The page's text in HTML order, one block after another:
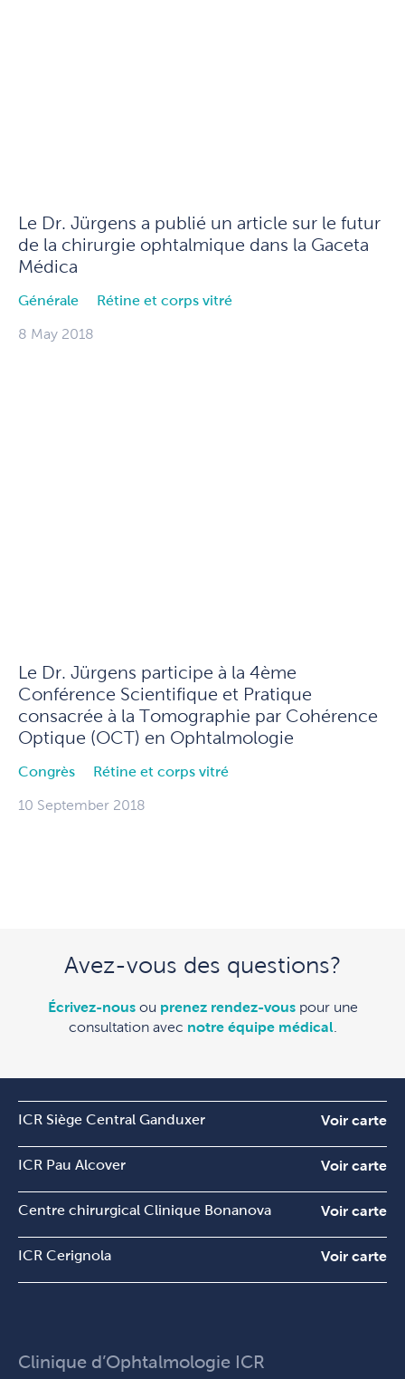
Le Dr. Jürgens a publié un article sur le futur
de la chirurgie ophtalmique dans la Gaceta
Médica
Générale Rétine et corps vitré
8 May 2018
Le Dr. Jürgens participe à la 4ème
Conférence Scientifique et Pratique
consacrée à la Tomographie par Cohérence
Optique (OCT) en Ophtalmologie
Congrès Rétine et corps vitré
10 September 2018
Avez-vous des questions?
Écrivez-nousou prenez rendez-vouspour une
consultation avec notre équipe médical.
ICR Siège Central Ganduxer Voir carte
ICR Pau Alcover Voir carte
Centre chirurgical Clinique Bonanova Voir carte
ICR Cerignola Voir carte
Clinique d’Ophtalmologie ICR